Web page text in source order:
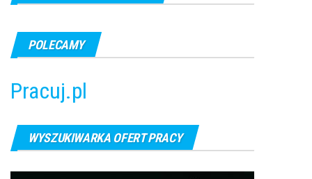
POLECAMY
Pracuj.pl
WYSZUKIWARKA OFERT PRACY